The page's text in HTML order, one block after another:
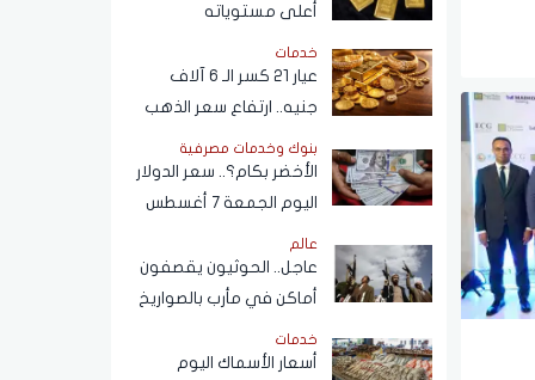
أعلى مستوياته
خدمات
عيار 21 كسر الـ 6 آلاف
جنيه.. ارتفاع سعر الذهب
2026
بنوك وخدمات مصرفية
الأخضر بكام؟.. سعر الدولار
اليوم الجمعة 7 أغسطس
عالم
عاجل.. الحوثيون يقصفون
أماكن في مأرب بالصواريخ
خدمات
أسعار الأسماك اليوم